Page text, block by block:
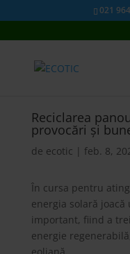
021
Reciclarea
provocări și
de ecotic | feb. 8,
În cursa pentru
energia solară
important, fiind a
energie